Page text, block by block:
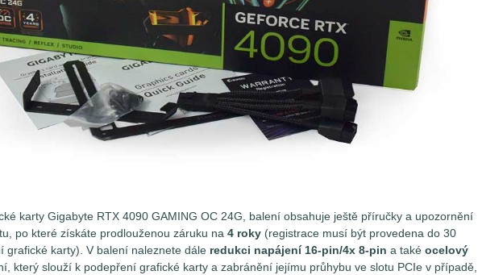
karty Gigabyte RTX 4090 GAMING OC 24G, balení obsahuje ještě příručky a upozornění
po které získáte prodlouženou záruku na 4 roky (registrace musí být provedena do 30
grafické karty). V balení naleznete dále redukci napájení 16-pin/4x 8-pin a také ocelový
který slouží k podepření grafické karty a zabránění jejímu průhybu ve slotu PCIe v případě,